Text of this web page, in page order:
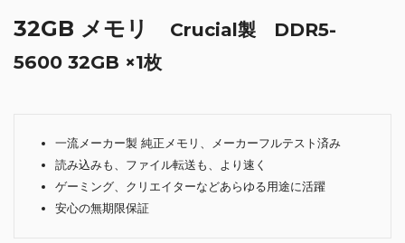
32GB メモリ
Crucial製 DDR5-
5600 32GB ×1枚
一流メーカー製 純正メモリ、メーカーフルテスト済み
読み込みも、ファイル転送も、より速く
ゲーミング、クリエイターなどあらゆる用途に活躍
安心の無期限保証